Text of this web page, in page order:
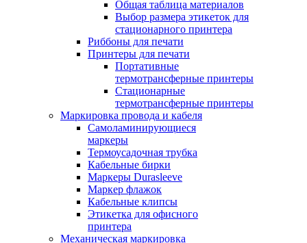
Общая таблица материалов
Выбор размера этикеток для
стационарного принтера
Риббоны для печати
Принтеры для печати
Портативные
термотрансферные принтеры
Стационарные
термотрансферные принтеры
Маркировка провода и кабеля
Самоламинирующиеся
маркеры
Термоусадочная трубка
Кабельные бирки
Маркеры Durasleeve
Маркер флажок
Кабельные клипсы
Этикетка для офисного
принтера
Механическая маркировка